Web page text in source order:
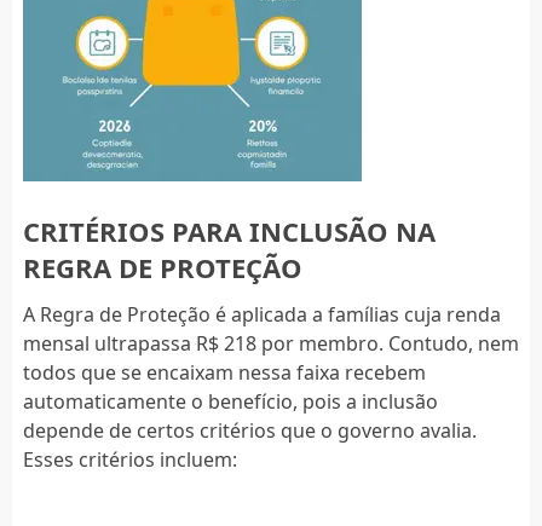
CRITÉRIOS PARA INCLUSÃO NA
REGRA DE PROTEÇÃO
A Regra de Proteção é aplicada a famílias cuja renda
mensal ultrapassa R$ 218 por membro. Contudo, nem
todos que se encaixam nessa faixa recebem
automaticamente o benefício, pois a inclusão
depende de certos critérios que o governo avalia.
Esses critérios incluem: